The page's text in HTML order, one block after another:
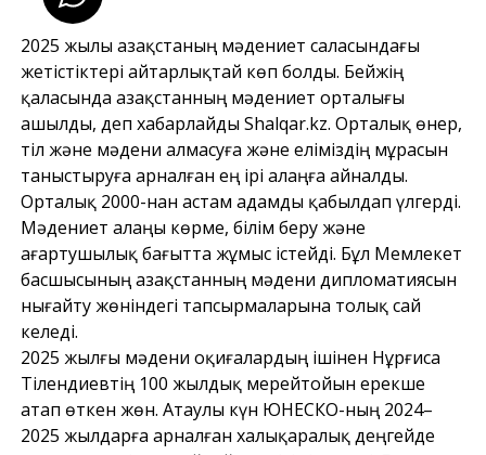
2025 жылы Қазақстаның мәдениет саласындағы
жетістіктері айтарлықтай көп болды. Бейжің
қаласында Қазақстанның мәдениет орталығы
ашылды, деп хабарлайды Shalqar.kz. Орталық өнер,
тіл және мәдени алмасуға және еліміздің мұрасын
таныстыруға арналған ең ірі алаңға айналды.
Орталық 2000-нан астам адамды қабылдап үлгерді.
Мәдениет алаңы көрме, білім беру және
ағартушылық бағытта жұмыс істейді. Бұл Мемлекет
басшысының Қазақстанның мәдени дипломатиясын
нығайту жөніндегі тапсырмаларына толық сай
келеді.
2025 жылғы мәдени оқиғалардың ішінен Нұрғиса
Тілендиевтің 100 жылдық мерейтойын ерекше
атап өткен жөн. Атаулы күн ЮНЕСКО-ның 2024–
2025 жылдарға арналған халықаралық деңгейде